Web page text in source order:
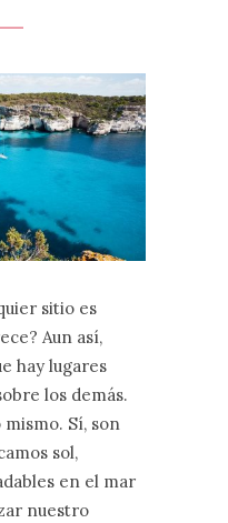
sitio es
Aun así,
hay lugares
los demás.
Sí, son
sol,
en el mar
nuestro